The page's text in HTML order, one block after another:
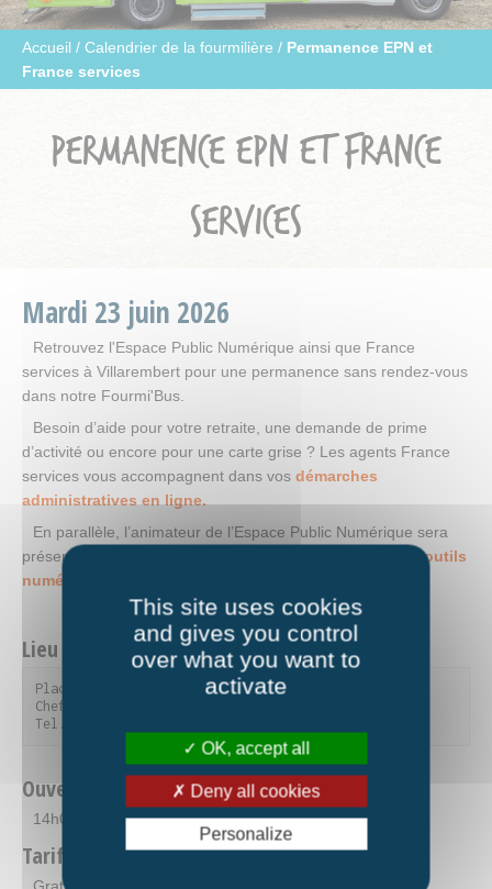
Accueil / Calendrier de la fourmilière / Permanence EPN et
France services
PERMANENCE EPN ET FRANCE
SERVICES
Mardi 23 juin 2026
Retrouvez l'Espace Public Numérique ainsi que France
services à Villarembert pour une permanence sans rendez-vous
dans notre Fourmi'Bus.
Besoin d’aide pour votre retraite, une demande de prime
d’activité ou encore pour une carte grise ? Les agents France
services vous accompagnent dans vos démarches
administratives en ligne.
En parallèle, l’animateur de l’Espace Public Numérique sera
présent pour vous apporter une
aide technique sur vos outils
numériques.
Lieu et contact
Place de la mairie
Chef lieu - 73300 Villarembert
Tel. 04 79 59 56 20
Ouverture
14h00-17h00
Tarifs
Gratuit.
This site uses cookies
and gives you control
over what you want to
activate
OK, accept all
Deny all cookies
Personalize